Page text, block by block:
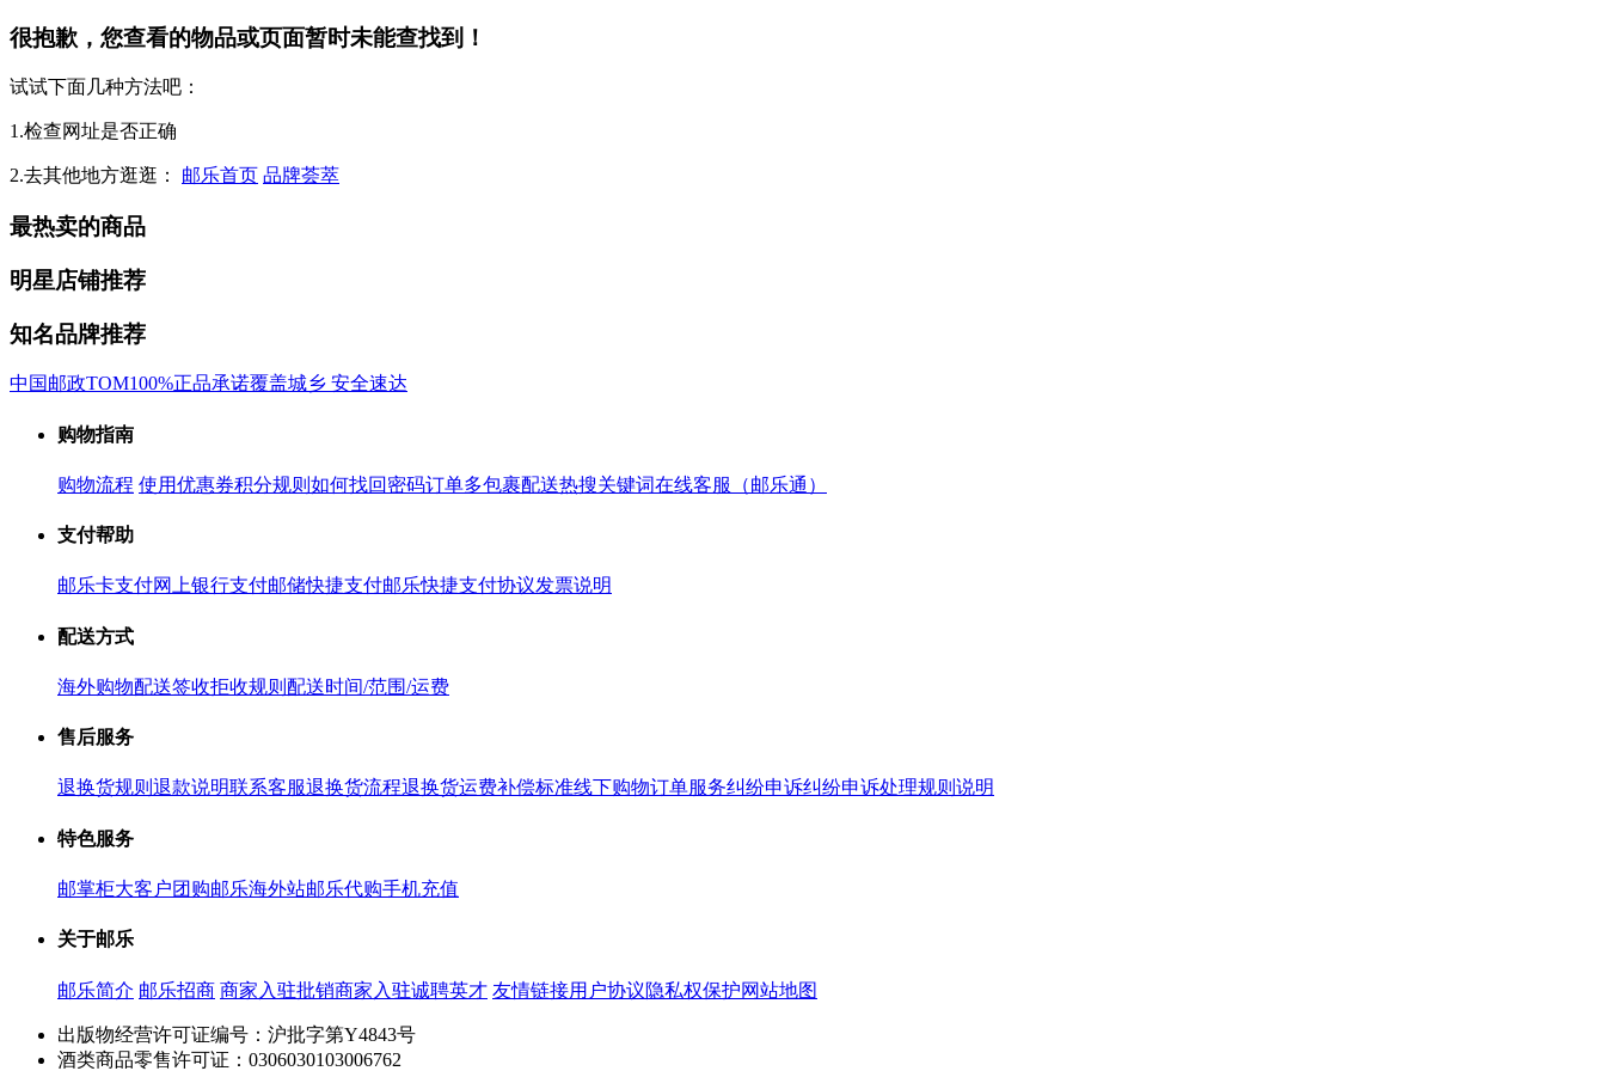
很抱歉，您查看的物品或页面暂时未能查找到！
试试下面几种方法吧：
1.检查网址是否正确
2.去其他地方逛逛： 邮乐首页 品牌荟萃
最热卖的商品
明星店铺推荐
知名品牌推荐
中国邮政TOM100%正品承诺覆盖城乡 安全速达
购物指南
购物流程 使用优惠券积分规则 如何找回密码订单多包裹配送热搜关键词在线客服（邮乐通）
支付帮助
邮乐卡支付网上银行支付邮储快捷支付邮乐快捷支付协议发票说明
配送方式
海外购物配送签收拒收规则 配送时间/范围/运费
售后服务
退换货规则 退款说明联系客服退换货流程退换货运费补偿标准线下购物订单服务纠纷申诉纠纷申诉处理规则说明
特色服务
邮掌柜大客户团购邮乐海外站邮乐代购手机充值
关于邮乐
邮乐简介 邮乐招商 商家入驻批销商家入驻诚聘英才 友情链接用户协议隐私权保护网站地图
出版物经营许可证编号：沪批字第Y4843号
酒类商品零售许可证：0306030103006762